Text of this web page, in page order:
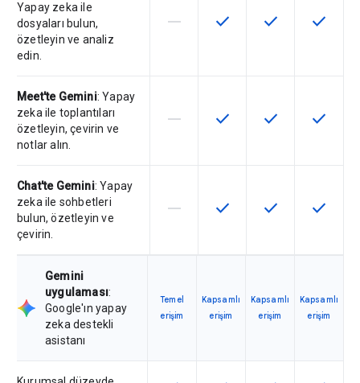
Yapay zeka ile
dosyaları bulun,
özetleyin ve analiz
edin.
Bu özellik söz konusu SKU
horizontal_rule Bu özellik SKU'da
check Bu özellik
check Bu
check
Meet'te Gemini: Yapay
zeka ile toplantıları
özetleyin, çevirin ve
notlar alın.
Bu özellik söz konusu SKU
horizontal_rule Bu özellik SKU'da
check Bu özellik
check Bu
check
Chat'te Gemini: Yapay
zeka ile sohbetleri
bulun, özetleyin ve
çevirin.
Bu özellik söz konusu SKU
horizontal_rule Bu özellik SKU'da
check Bu özellik
check Bu
check
Gemini
uygulaması:
Google'ın yapay
zeka destekli
asistanı
Temel
erişim
Kapsamlı
erişim
Kapsamlı
erişim
Kapsamlı
erişim